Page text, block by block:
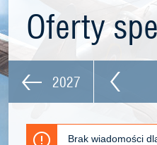
Oferty
2027
Brak wiadomości